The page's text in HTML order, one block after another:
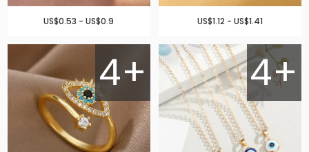
US$0.53 - US$0.9 US$1.12 - US$1.41
4+ 4+